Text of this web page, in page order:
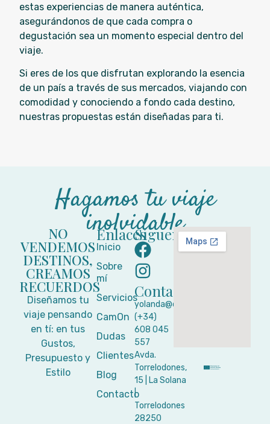
estas experiencias de manera auténtica,
asegurándonos de que cada compra o
degustación sea un momento especial dentro del
viaje.
Si eres de los que disfrutan explorando la esencia
de un país a través de sus mercados, viajando con
comodidad y conociendo a fondo cada destino,
nuestras propuestas están diseñadas para ti.
Hagamos tu viaje
inolvidable
NO
VENDEMOS
DESTINOS,
CREAMOS
RECUERDOS
Diseñamos tu
viaje pensando
en tí: en tus
Gustos,
Presupuesto y
Estilo
Síguenos
Contacto
yolanda@camon.viajes
(+34)
608 045
557
Avda.
Torrelodones,
15 | La Solana
|
Torrelodones
28250
Enlaces
Inicio
Sobre
mí
Servicios
CamOn
Dudas
Clientes
Blog
Contacto